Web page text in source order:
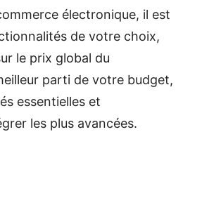
électronique, il est
de votre choix,
le prix global du
parti de votre budget,
essentielles et
les plus avancées.